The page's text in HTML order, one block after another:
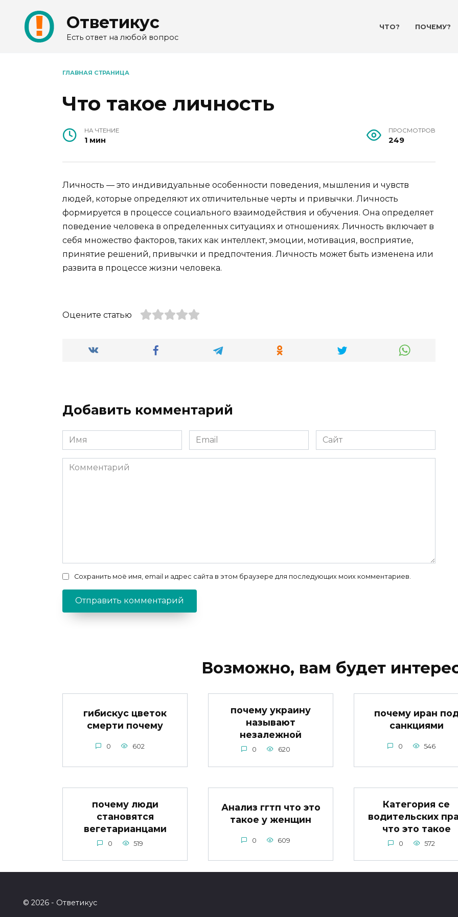
содержанию
Ответикус
Есть ответ на любой вопрос
ЧТО? ПОЧЕМУ?
ГЛАВНАЯ СТРАНИЦА
Что такое личность
НА ЧТЕНИЕ
1 мин
ПРОСМОТРОВ
249
Личность — это индивидуальные особенности поведения, мышления и чувств
людей, которые определяют их отличительные черты и привычки. Личность
формируется в процессе социального взаимодействия и обучения. Она определяет
поведение человека в определенных ситуациях и отношениях. Личность включает в
себя множество факторов, таких как интеллект, эмоции, мотивация, восприятие,
принятие решений, привычки и предпочтения. Личность может быть изменена или
развита в процессе жизни человека.
Оцените статью
Добавить комментарий
Имя
*
Email
*
Сайт
Комментарий
Сохранить моё имя, email и адрес сайта в этом браузере для последующих моих комментариев.
Возможно, вам будет
гибискус цветок
смерти почему
0 602
почему украину
называют
незалежной
0 620
почему иран
санкциями
0 546
почему люди
становятся
вегетарианцами
0 519
Анализ ггтп что это
такое у женщин
0 609
Категория се
водительских
что это такое
0 572
© 2026 - Ответикус